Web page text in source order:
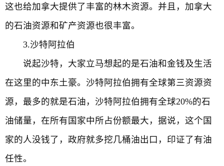
这也给加拿大提供了丰富的林木资源。并且，加拿大
的石油资源和矿产资源也很丰富。
3.沙特阿拉伯
说起沙特，大家立马想起的是石油和金钱及生活
在这里的中东土豪。沙特阿拉伯拥有全球第三资源资
源，最多的就是石油，沙特阿拉伯拥有全球20%的石
油储量，在所有国家中所占份额最大，据说，这个国
家的人没钱了，政府就多挖几桶油出口，印证了有油
任性。